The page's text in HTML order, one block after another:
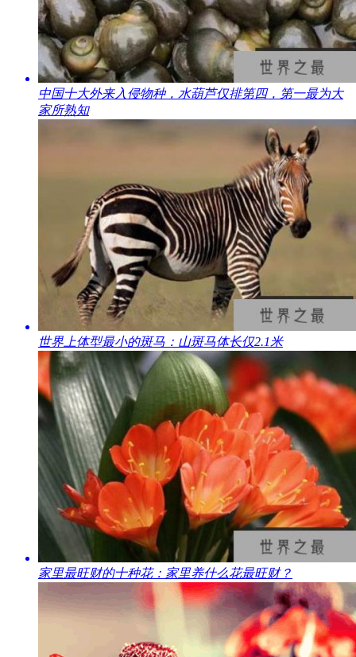
​中国十大外来入侵物种，水葫芦仅排第四，第一最为大
家所熟知
​世界上体型最小的斑马：山斑马体长仅2.1米
​家里最旺财的十种花：家里养什么花最旺财？